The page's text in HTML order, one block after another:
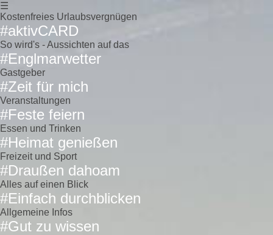
☰
Kostenfreies Urlaubsvergnügen
#aktivCARD
So wird's - Aussichten auf das
#Englmarwetter
Gastgeber
#Zeit für mich
Veranstaltungen
#Feste feiern
Essen und Trinken
#Heimat genießen
Freizeit und Sport
#Draußen dahoam
Alles auf einen Blick
#Einfach durchblicken
Allgemeine Infos
#Gut zu wissen